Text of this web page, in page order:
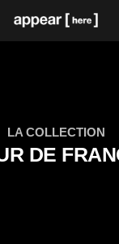
LA COLLECTION
DE